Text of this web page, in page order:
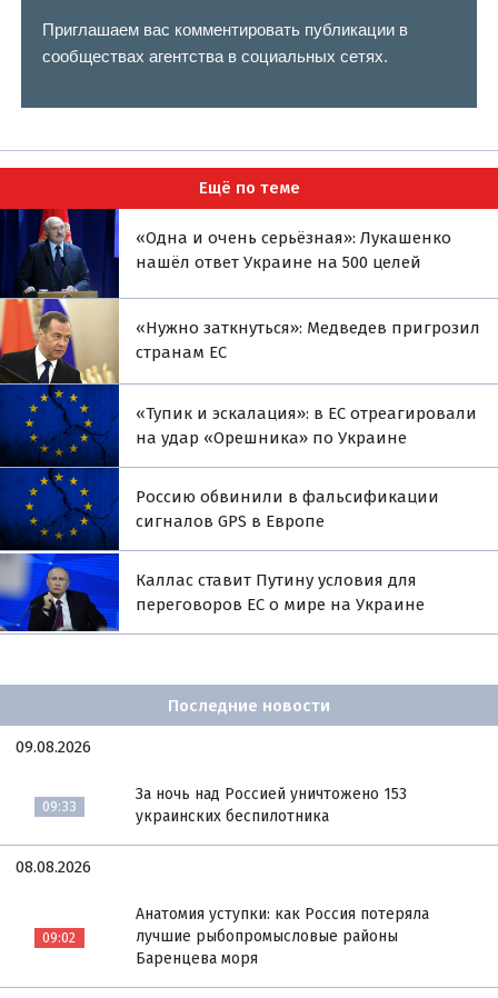
Приглашаем вас комментировать публикации в
сообществах агентства в социальных сетях.
Ещё по теме
«Одна и очень серьёзная»: Лукашенко
нашёл ответ Украине на 500 целей
«Нужно заткнуться»: Медведев пригрозил
странам ЕС
«Тупик и эскалация»: в ЕС отреагировали
на удар «Орешника» по Украине
Россию обвинили в фальсификации
сигналов GPS в Европе
Каллас ставит Путину условия для
переговоров ЕС о мире на Украине
Последние новости
09.08.2026
09:33
За ночь над Россией уничтожено 153
украинских беспилотника
08.08.2026
09:02
Анатомия уступки: как Россия потеряла
лучшие рыбопромысловые районы
Баренцева моря